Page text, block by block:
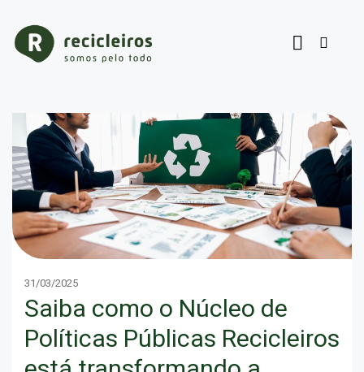
31/03/2025
Saiba como o Núcleo de
Políticas Públicas Recicleiros